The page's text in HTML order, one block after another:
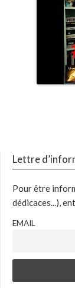
Lettre
Pour être
dédicaces...),
EMAIL